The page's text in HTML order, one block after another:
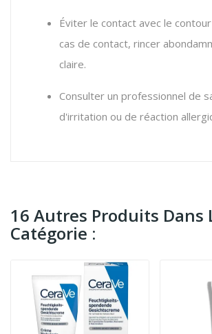
Éviter le contact avec le
cas de contact, rincer
claire.
Consulter un professionnel de
d'irritation ou de réaction
16 Autres Produits Dans
Catégorie :